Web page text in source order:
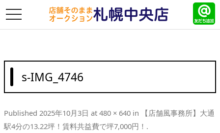
toggle
s-IMG_4746
Published 2025年10月3日 at 480 × 640 in
【店舗風事務所】大通
駅4分の13.22坪！賃料共益費で坪7,000円！ .